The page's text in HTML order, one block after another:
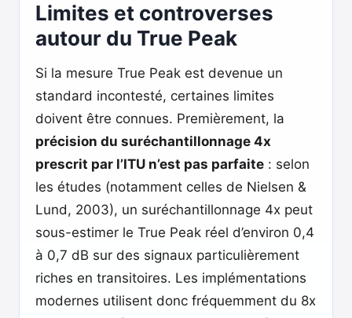
Limites et controverses
autour du True Peak
Si la mesure True Peak est devenue un
standard incontesté, certaines limites
doivent être connues. Premièrement, la
précision du suréchantillonnage 4x
prescrit par l’ITU n’est pas parfaite : selon
les études (notamment celles de Nielsen &
Lund, 2003), un suréchantillonnage 4x peut
sous-estimer le True Peak réel d’environ 0,4
à 0,7 dB sur des signaux particulièrement
riches en transitoires. Les implémentations
modernes utilisent donc fréquemment du 8x